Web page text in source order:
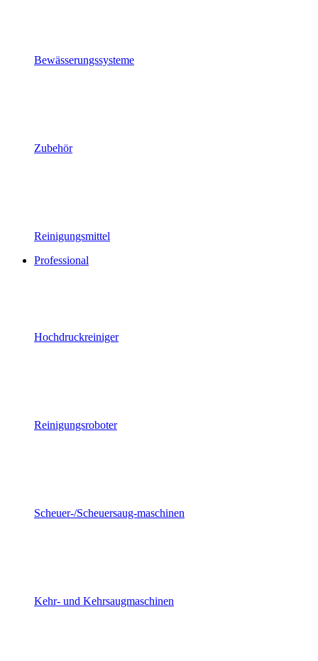
Bewässerungssysteme
Zubehör
Reinigungsmittel
Professional
Hochdruckreiniger
Reinigungsroboter
Scheuer-/Scheuersaug-maschinen
Kehr- und Kehrsaugmaschinen